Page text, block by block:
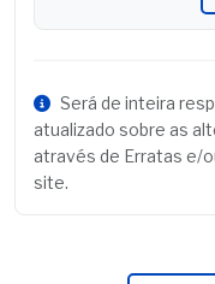
Será de inteira
atualizado sobre as
através de Erratas e/
site.